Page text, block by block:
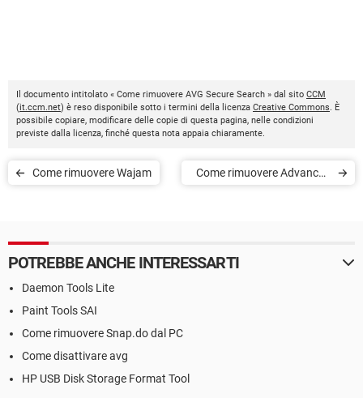
Il documento intitolato « Come rimuovere AVG Secure Search » dal sito CCM
(it.ccm.net) è reso disponibile sotto i termini della licenza Creative Commons. È
possibile copiare, modificare delle copie di questa pagina, nelle condizioni
previste dalla licenza, finché questa nota appaia chiaramente.
Come rimuovere Wajam
Come rimuovere Advanced
POTREBBE ANCHE INTERESSARTI
Daemon Tools Lite
Paint Tools SAI
Come rimuovere Snap.do dal PC
Come disattivare avg
HP USB Disk Storage Format Tool